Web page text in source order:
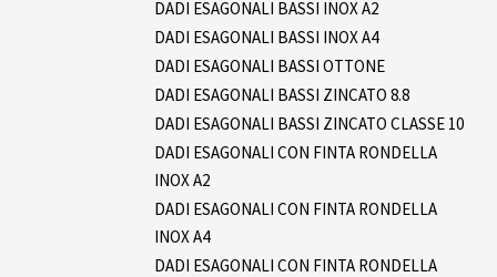
DADI ESAGONALI BASSI INOX A2
DADI ESAGONALI BASSI INOX A4
DADI ESAGONALI BASSI OTTONE
DADI ESAGONALI BASSI ZINCATO 8.8
DADI ESAGONALI BASSI ZINCATO CLASSE 10
DADI ESAGONALI CON FINTA RONDELLA
INOX A2
DADI ESAGONALI CON FINTA RONDELLA
INOX A4
DADI ESAGONALI CON FINTA RONDELLA